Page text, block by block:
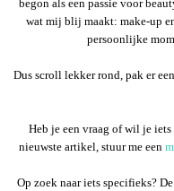
begon als een passie voor
wat mij blij maakt: make-up
persoonlijke
Dus scroll lekker rond, pak er
Heb je een vraag of wil je
nieuwste artikel, stuur me een
Op zoek naar iets specifieks?